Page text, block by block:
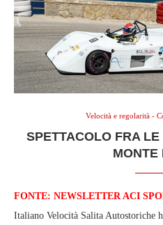
Velocità e regolarità -
SPETTACOLO FRA
MONTE
FONTE: NEWSLETTER ACI
Italiano Velocità Salita Autostoriche